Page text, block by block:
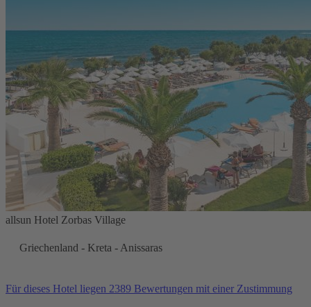
allsun Hotel Zorbas Village
Griechenland - Kreta - Anissaras
Für dieses Hotel liegen 2389 Bewertungen mit einer Zustimmung